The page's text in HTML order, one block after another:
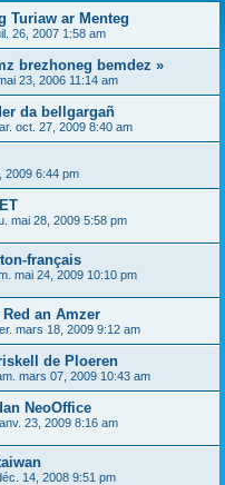
Turiaw ar Menteg
26, 2007 1:58 am
brezhoneg bemdez »
23, 2006 11:14 am
da bellgargañ
oct. 27, 2009 8:40 am
2009 6:44 pm
mai 28, 2009 5:58 pm
français
mai 24, 2009 10:10 pm
an Amzer
mars 18, 2009 9:12 am
de Ploeren
mars 07, 2009 10:43 am
NeoOffice
23, 2009 8:16 am
14, 2008 9:51 pm